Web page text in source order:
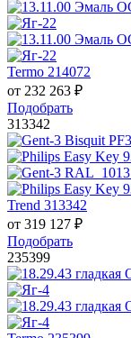
Termo 214072
от 232 263 ₽
Подобрать
313342
Trend 313342
от 319 127 ₽
Подобрать
235399